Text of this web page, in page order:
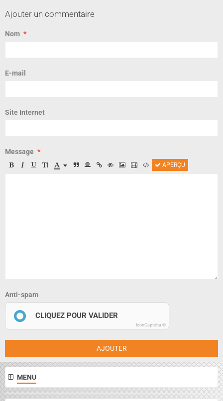
Ajouter un commentaire
Nom
E-mail
Site Internet
Message
APERÇU
Anti-spam
CLIQUEZ POUR VALIDER
IconCaptcha ©
AJOUTER
MENU